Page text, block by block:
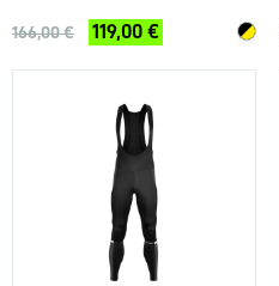
166,00 € 119,00 €